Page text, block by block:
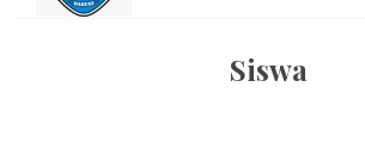
Siswa